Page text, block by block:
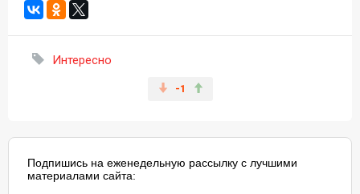
Интересно
-1
Подпишись на еженедельную рассылку с лучшими
материалами сайта: